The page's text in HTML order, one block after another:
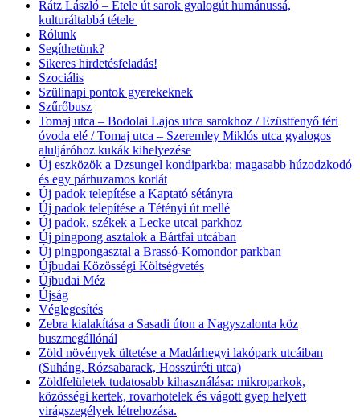
Rátz László – Etele út sarok gyalogút humánussá,
kulturáltabbá tétele
Rólunk
Segíthetünk?
Sikeres hirdetésfeladás!
Szociális
Szülinapi pontok gyerekeknek
Szűrőbusz
Tomaj utca – Bodolai Lajos utca sarokhoz / Ezüstfenyő téri
óvoda elé / Tomaj utca – Szeremley Miklós utca gyalogos
aluljáróhoz kukák kihelyezése
Új eszközök a Dzsungel kondiparkba: magasabb húzodzkodó
és egy párhuzamos korlát
Új padok telepítése a Kaptató sétányra
Új padok telepítése a Tétényi út mellé
Új padok, székek a Lecke utcai parkhoz
Új pingpong asztalok a Bártfai utcában
Új pingpongasztal a Brassó-Komondor parkban
Újbudai Közösségi Költségvetés
Újbudai Méz
Újság
Véglegesítés
Zebra kialakítása a Sasadi úton a Nagyszalonta köz
buszmegállónál
Zöld növények ültetése a Madárhegyi lakópark utcáiban
(Suháng, Rózsabarack, Hosszúréti utca)
Zöldfelületek tudatosabb kihasználása: mikroparkok,
közösségi kertek, rovarhotelek és vágott gyep helyett
virágszegélyek létrehozása.